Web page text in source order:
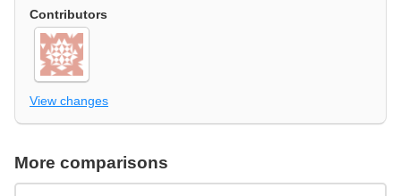
Contributors
View changes
More comparisons